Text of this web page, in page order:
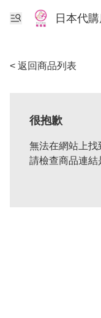
日本代
< 返回商品列表
很抱歉
無法在網站上找
請檢查商品連結